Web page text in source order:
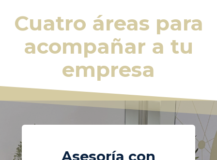
Cuatro áreas para
acompañar a tu
empresa
Asesoría con